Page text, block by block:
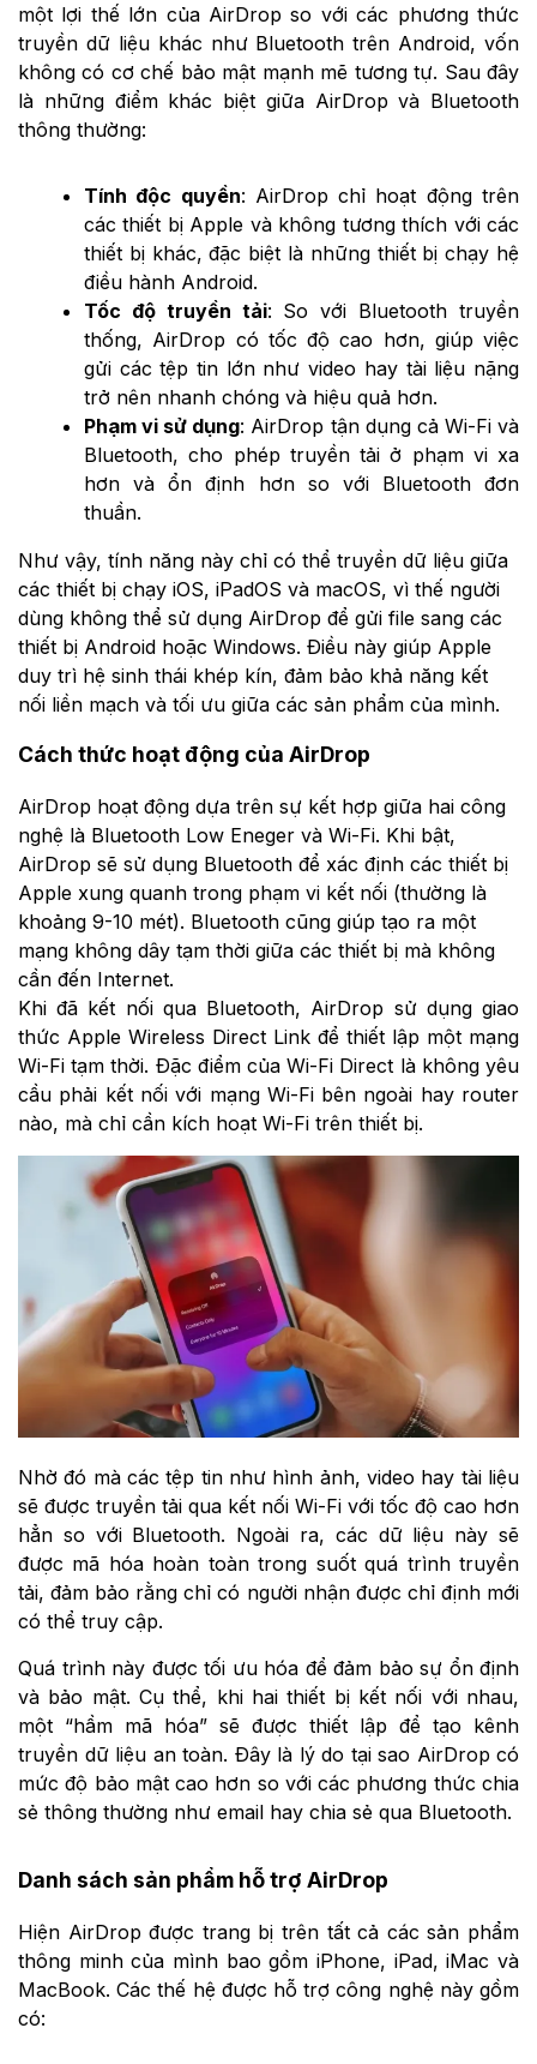
một lợi thế lớn của AirDrop so với các phương thức
truyền dữ liệu khác như Bluetooth trên Android, vốn
không có cơ chế bảo mật mạnh mẽ tương tự. Sau đây
là những điểm khác biệt giữa AirDrop và Bluetooth
thông thường:
Tính độc quyền: AirDrop chỉ hoạt động trên
các thiết bị Apple và không tương thích với các
thiết bị khác, đặc biệt là những thiết bị chạy hệ
điều hành Android.
Tốc độ truyền tải: So với Bluetooth truyền
thống, AirDrop có tốc độ cao hơn, giúp việc
gửi các tệp tin lớn như video hay tài liệu nặng
trở nên nhanh chóng và hiệu quả hơn.
Phạm vi sử dụng: AirDrop tận dụng cả Wi-Fi và
Bluetooth, cho phép truyền tải ở phạm vi xa
hơn và ổn định hơn so với Bluetooth đơn
thuần.
Như vậy, tính năng này chỉ có thể truyền dữ liệu giữa
các thiết bị chạy iOS, iPadOS và macOS, vì thế người
dùng không thể sử dụng AirDrop để gửi file sang các
thiết bị Android hoặc Windows. Điều này giúp Apple
duy trì hệ sinh thái khép kín, đảm bảo khả năng kết
nối liền mạch và tối ưu giữa các sản phẩm của mình.
Cách thức hoạt động của AirDrop
AirDrop hoạt động dựa trên sự kết hợp giữa hai công
nghệ là Bluetooth Low Eneger và Wi-Fi. Khi bật,
AirDrop sẽ sử dụng Bluetooth để xác định các thiết bị
Apple xung quanh trong phạm vi kết nối (thường là
khoảng 9-10 mét). Bluetooth cũng giúp tạo ra một
mạng không dây tạm thời giữa các thiết bị mà không
cần đến Internet.
Khi đã kết nối qua Bluetooth, AirDrop sử dụng giao
thức Apple Wireless Direct Link để thiết lập một mạng
Wi-Fi tạm thời. Đặc điểm của Wi-Fi Direct là không yêu
cầu phải kết nối với mạng Wi-Fi bên ngoài hay router
nào, mà chỉ cần kích hoạt Wi-Fi trên thiết bị.
Nhờ đó mà các tệp tin như hình ảnh, video hay tài liệu
sẽ được truyền tải qua kết nối Wi-Fi với tốc độ cao hơn
hẳn so với Bluetooth. Ngoài ra, các dữ liệu này sẽ
được mã hóa hoàn toàn trong suốt quá trình truyền
tải, đảm bảo rằng chỉ có người nhận được chỉ định mới
có thể truy cập.
Quá trình này được tối ưu hóa để đảm bảo sự ổn định
và bảo mật. Cụ thể, khi hai thiết bị kết nối với nhau,
một “hầm mã hóa” sẽ được thiết lập để tạo kênh
truyền dữ liệu an toàn. Đây là lý do tại sao AirDrop có
mức độ bảo mật cao hơn so với các phương thức chia
sẻ thông thường như email hay chia sẻ qua Bluetooth.
Danh sách sản phẩm hỗ trợ AirDrop
Hiện AirDrop được trang bị trên tất cả các sản phẩm
thông minh của mình bao gồm iPhone, iPad, iMac và
MacBook. Các thế hệ được hỗ trợ công nghệ này gồm
có: